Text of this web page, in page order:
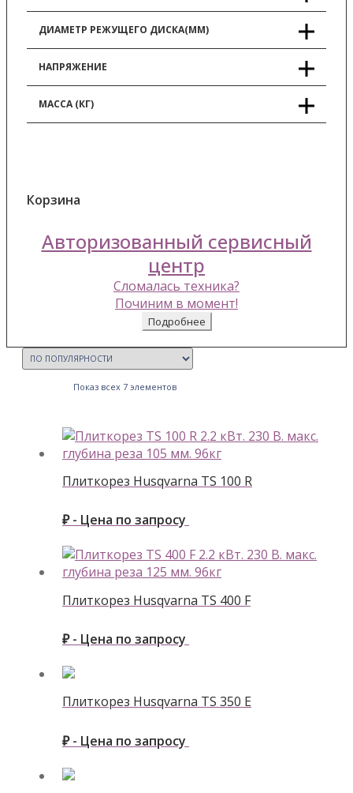
ДИАМЕТР РЕЖУЩЕГО ДИСКА(ММ)
НАПРЯЖЕНИЕ
МАССА (КГ)
Корзина
Авторизованный сервисный
центр
Сломалась техника?
Починим в момент!
Подробнее
Показ всех 7 элементов
Плиткорез Husqvarna ТS 100 R
₽ - Цена по запросу
Плиткорез Husqvarna ТS 400 F
₽ - Цена по запросу
Плиткорез Husqvarna ТS 350 E
₽ - Цена по запросу